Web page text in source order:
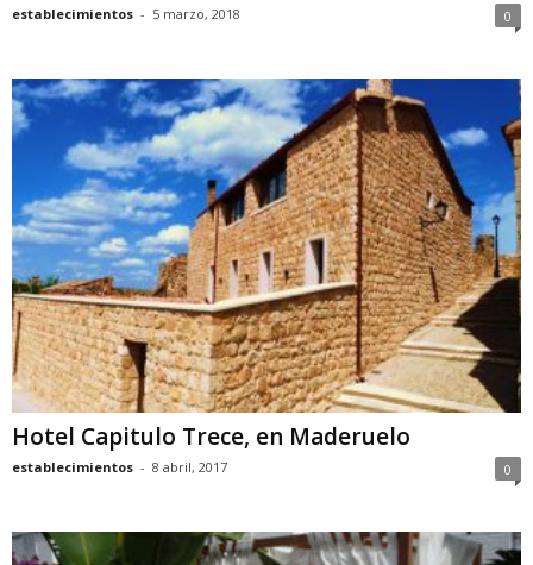
establecimientos - 5 marzo, 2018 0
Hotel Capitulo Trece, en Maderuelo
establecimientos - 8 abril, 2017 0